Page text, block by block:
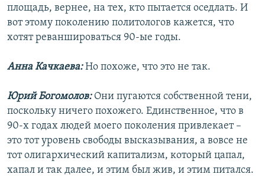
площадь, вернее, на тех, кто пытается оседлать. И
вот этому поколению политологов кажется, что
хотят реваншироваться 90-ые годы.
Анна Качкаева:Но похоже, что это не так.
Юрий Богомолов:Они пугаются собственной тени,
поскольку ничего похожего. Единственное, что в
90-х годах людей моего поколения привлекает –
это тот уровень свободы высказывания, а вовсе не
тот олигархический капитализм, который цапал,
хапал и так далее, и этим был жив, и этим питался.